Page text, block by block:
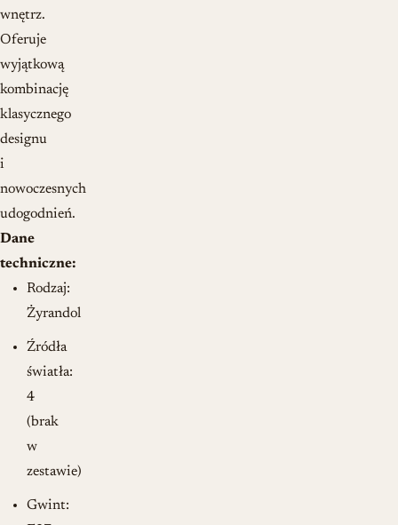
wnętrz.
Oferuje
wyjątkową
kombinację
klasycznego
designu
i
nowoczesnych
udogodnień.
Dane
techniczne:
Rodzaj:
Żyrandol
Źródła
światła:
4
(brak
w
zestawie)
Gwint: